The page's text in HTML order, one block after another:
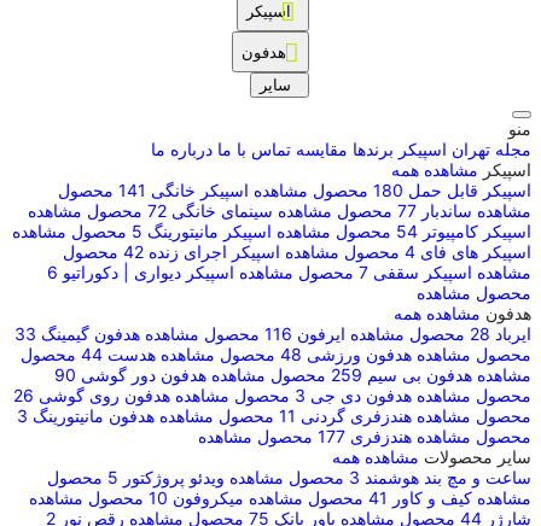
اسپیکر
هدفون
سایر
منو
مجله تهران اسپیکر برندها مقایسه تماس با ما درباره ما
اسپیکر مشاهده همه
اسپیکر قابل حمل 180 محصول مشاهده اسپیکر خانگی 141 محصول
مشاهده ساندبار 77 محصول مشاهده سینمای خانگی 72 محصول
مشاهده
اسپیکر کامپیوتر 54 محصول مشاهده اسپیکر مانیتورینگ 5 محصول
مشاهده
اسپیکر های فای 4 محصول مشاهده اسپیکر اجرای زنده 42 محصول
مشاهده اسپیکر سقفی 7 محصول مشاهده اسپیکر دیواری | دکوراتیو 6
محصول مشاهده
هدفون مشاهده همه
ایرباد 28 محصول مشاهده ایرفون 116 محصول مشاهده هدفون گیمینگ 33
محصول مشاهده هدفون ورزشی 48 محصول مشاهده هدست 44 محصول
مشاهده هدفون بی سیم 259 محصول مشاهده هدفون دور گوشی 90
محصول مشاهده هدفون دی جی 3 محصول مشاهده هدفون روی گوشی 26
محصول مشاهده هندزفری گردنی 11 محصول مشاهده هدفون مانیتورینگ 3
محصول مشاهده هندزفری 177 محصول
مشاهده
سایر محصولات مشاهده همه
ساعت و مچ بند هوشمند 3 محصول مشاهده ویدئو پروژکتور 5 محصول
مشاهده کیف و کاور 41 محصول مشاهده میکروفون 10 محصول
مشاهده
شارژر 44 محصول مشاهده پاور بانک 75 محصول مشاهده رقص نور 2